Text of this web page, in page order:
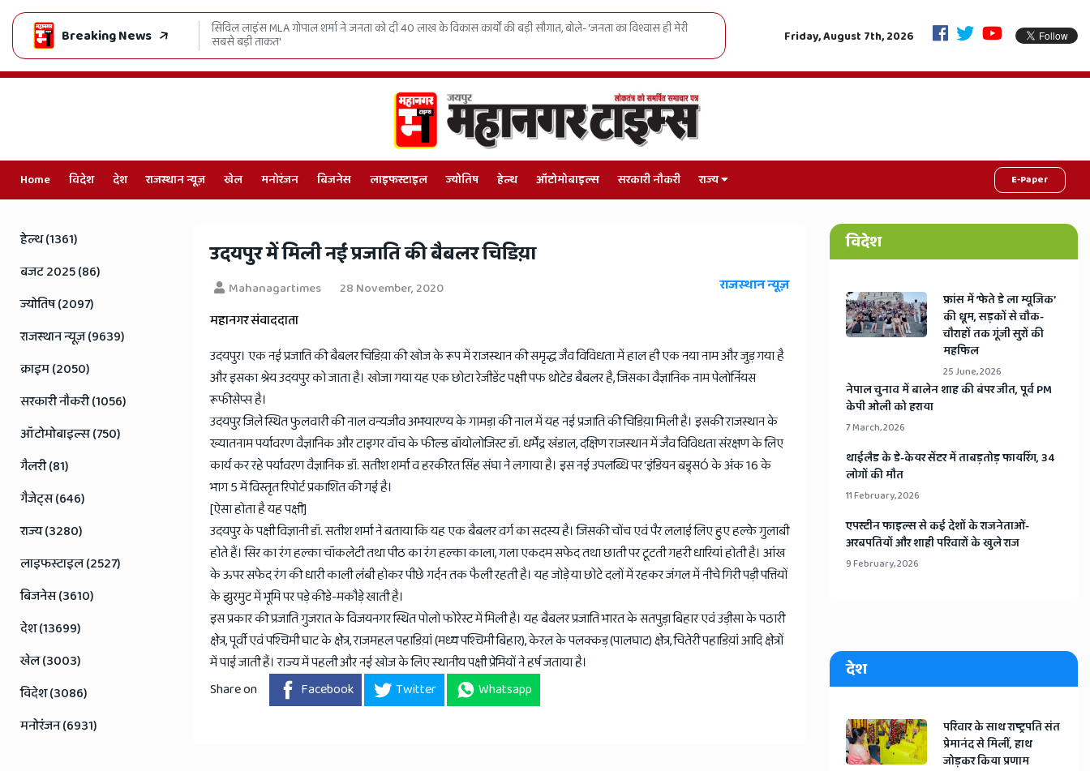
Breaking News
जी का संदेश सिविल लाइंस MLA गोपाल शर्मा ने जनता को दी 40 लाख के विकास कार्यों की बड़ी सौगात, बोले- 'जनता का विश्वास ही मेरी
सबसे बड़ी ताकत'
निकाय-पंचायत चुनाव का बिगुल, आयोग ने अफसरों को दिया 'फ्री-फेयर पोल' का सख्त मंत्र
Friday, August 7th, 2026
Home विदेश देश राजस्थान न्यूज़ खेल मनोरंजन बिजनेस लाइफस्टाइल ज्योतिष हेल्थ ऑटोमोबाइल्स सरकारी नौकरी राज्य E-Paper
Hindi
News,
Hindi
Samachar,
Jaipur
Rajasthan
News
उदयपुर में मिली नई प्रजाति की बैबलर चिडिय़ा
Mahanagartimes 28 November, 2020
राजस्थान न्यूज़
महानगर संवाददाता
उदयपुर। एक नई प्रजाति की बैबलर चिडिय़ा की खोज के रूप में राजस्थान की समृद्ध जैव विविधता में हाल ही एक नया नाम और जुड़ गया है
और इसका श्रेय उदयपुर को जाता है। खोजा गया यह एक छोटा रेजीडेंट पक्षी पफ थ्रोटेड बैबलर है, जिसका वैज्ञानिक नाम पेलोर्नियस
रूफीसेप्स है।
उदयपुर जिले स्थित फुलवारी की नाल वन्यजीव अभयारण्य के गामड़ा की नाल में यह नई प्रजाति की चिडिय़ा मिली है। इसकी राजस्थान के
ख्यातनाम पर्यावरण वैज्ञानिक और टाइगर वॉच के फील्ड बॉयोलोजिस्ट डॉ. धर्मेंद्र खंडाल, दक्षिण राजस्थान में जैव विविधता संरक्षण के लिए
कार्य कर रहे पर्यावरण वैज्ञानिक डॉ. सतीश शर्मा व हरकीरत सिंह संघा ने लगाया है। इस नई उपलब्धि पर 'इंडियन बड्र्सÓ के अंक 16 के
भाग 5 में विस्तृत रिपोर्ट प्रकाशित की गई है।
[ऐसा होता है यह पक्षी]
उदयपुर के पक्षी विज्ञानी डॉ. सतीश शर्मा ने बताया कि यह एक बैबलर वर्ग का सदस्य है। जिसकी चोंच एवं पैर ललाई लिए हुए हल्के गुलाबी
होते हैं। सिर का रंग हल्का चॉकलेटी तथा पीठ का रंग हल्का काला, गला एकदम सफेद तथा छाती पर टूटती गहरी धारियां होती है। आंख
के ऊपर सफेद रंग की धारी काली लंबी होकर पीछे गर्दन तक फैली रहती है। यह जोड़े या छोटे दलों में रहकर जंगल में नीचे गिरी पड़ी पत्तियों
के झुरमुट में भूमि पर पड़े कीडे-मकौड़े खाती है।
इस प्रकार की प्रजाति गुजरात के विजयनगर स्थित पोलो फोरेस्ट में मिली है। यह बैबलर प्रजाति भारत के सतपुड़ा बिहार एवं उड़ीसा के पठारी
क्षेत्र, पूर्वी एवं पश्चिमी घाट के क्षेत्र, राजमहल पहाडिय़ां (मध्य पश्चिमी बिहार), केरल के पलक्कड़ (पालघाट) क्षेत्र, चितेरी पहाडिय़ां आदि क्षेत्रों
में पाई जाती हैं। राज्य में पहली और नई खोज के लिए स्थानीय पक्षी प्रेमियों ने हर्ष जताया है।
Share on
Facebook Twitter Whatsapp
हेल्थ (1361)
बजट 2025 (86)
ज्योतिष (2097)
राजस्थान न्यूज़ (9639)
क्राइम (2050)
सरकारी नौकरी (1056)
ऑटोमोबाइल्स (750)
गैलरी (81)
गैजेट्स (646)
राज्य (3280)
लाइफस्टाइल (2527)
बिजनेस (3610)
देश (13699)
खेल (3003)
विदेश (3086)
मनोरंजन (6931)
विदेश
​फ्रांस में ‘फेते डे ला म्यूजिक’
की धूम, सड़कों से चौक-
चौराहों तक गूंजी सुरों की
महफिल
25 June, 2026
​नेपाल चुनाव में बालेन शाह की बंपर जीत, पूर्व PM
केपी ओली को हराया
7 March, 2026
​थाईलैड के डे-केयर सेंटर में ताबड़तोड़ फायरिंग, 34
लोगों की मौत
11 February, 2026
​एपस्टीन फाइल्स से कई देशों के राजनेताओं-
अरबपतियों और शाही परिवारों के खुले राज
9 February, 2026
देश
​परिवार के साथ राष्ट्रपति संत
प्रेमानंद से मिलीं, हाथ
जोड़कर किया प्रणाम